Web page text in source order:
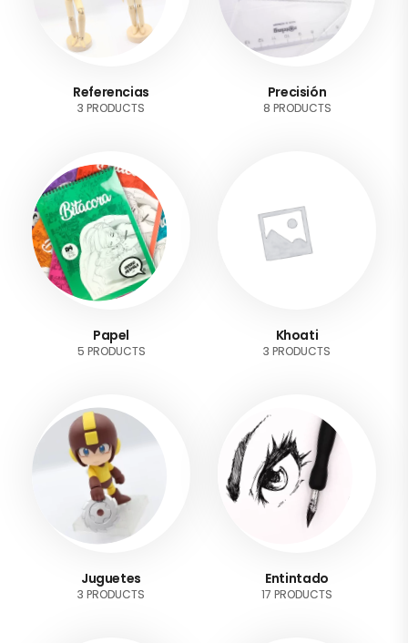
Referencias
3 PRODUCTS
Precisión
8 PRODUCTS
Papel
5 PRODUCTS
Khoati
3 PRODUCTS
Juguetes
3 PRODUCTS
Entintado
17 PRODUCTS